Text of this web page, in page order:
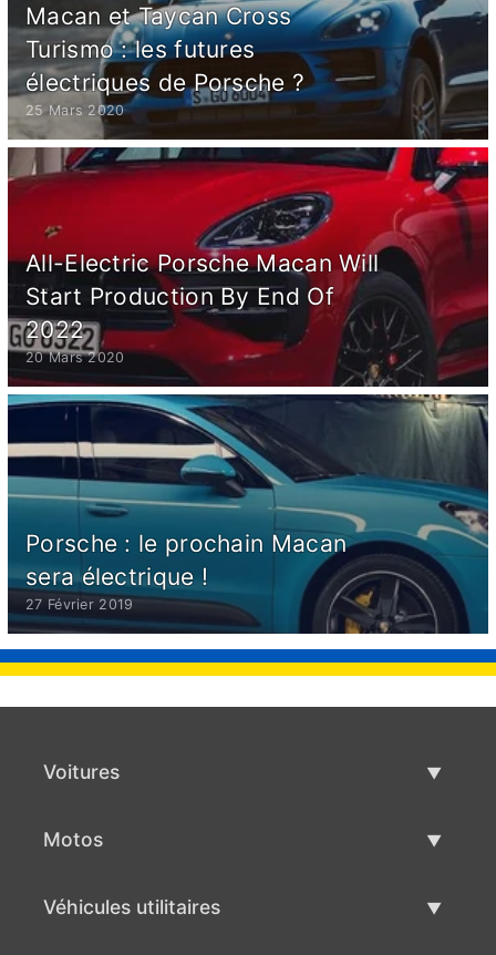
Macan et Taycan Cross
Turismo : les futures
électriques de Porsche ?
25 Mars 2020
All-Electric Porsche Macan Will
Start Production By End Of
2022
20 Mars 2020
Porsche : le prochain Macan
sera électrique !
27 Février 2019
Voitures
Motos
Véhicules utilitaires